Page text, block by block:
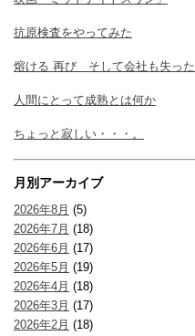
抗原検査をやってみた
熔ける 再び そして会社も失った
人間にとって成熟とは何か
ちょっと寂しい・・・。
月別アーカイブ
2026年8月 (5)
2026年7月 (18)
2026年6月 (17)
2026年5月 (19)
2026年4月 (18)
2026年3月 (17)
2026年2月 (18)